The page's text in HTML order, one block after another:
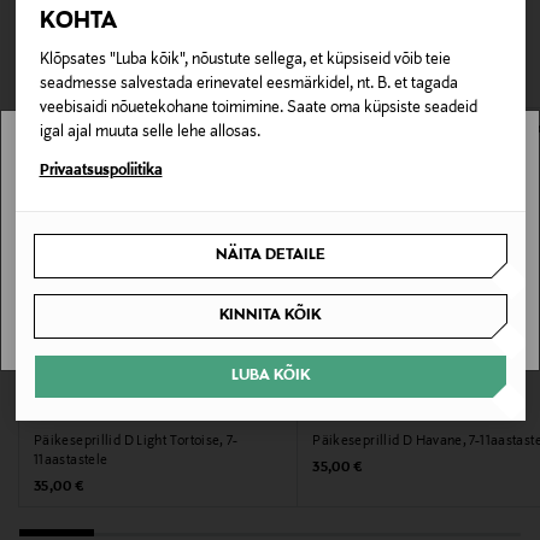
KOHTA
Klõpsates "Luba kõik", nõustute sellega, et küpsiseid võib teie
seadmesse salvestada erinevatel eesmärkidel, nt. B. et tagada
veebisaidi nõuetekohane toimimine. Saate oma küpsiste seadeid
igal ajal muuta selle lehe allosas.
Privaatsuspoliitika
NÄITA DETAILE
KINNITA KÕIK
LUBA KÕIK
Tootenumber
178296601
Materjal
HAVANA
Suurus
One size MM
Tootjamaa
HIINA
0,00 € – 4,90 €
TEISED KLIENDID
VAATASID KA
Päikeseprillid D Light Tortoise, 7-
11aastastele
Original Price
35,00 €
Päikeseprillid D Havane, 7-
Original Price
35,00 €
Stockmann pole Sinu riigis saadaval.
SAAN ARU